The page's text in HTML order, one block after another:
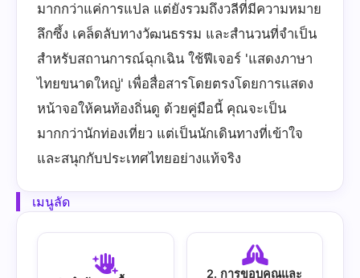
มากกว่าแค่การแปล แต่ยังรวมถึงวลีที่มีความหมาย
ลึกซึ้ง เคล็ดลับทางวัฒนธรรม และสำนวนที่จำเป็น
สำหรับสถานการณ์ฉุกเฉิน ใช้ฟีเจอร์ 'แสดงภาษา
ไทยขนาดใหญ่' เพื่อสื่อสารโดยตรงโดยการแสดง
หน้าจอให้คนท้องถิ่นดู ด้วยคู่มือนี้ คุณจะเป็น
มากกว่านักท่องเที่ยว แต่เป็นนักเดินทางที่เข้าใจ
และสนุกกับประเทศไทยอย่างแท้จริง
เมนูลัด
2. การขอบคุณและ